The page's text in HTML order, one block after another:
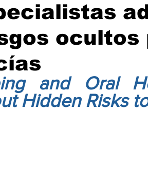
ocultos
and Oral
Hidden Risks